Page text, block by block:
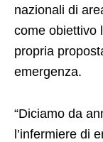
nazionali di
come obiettivo
propria
emergenza.
“Diciamo da
l’infermiere di